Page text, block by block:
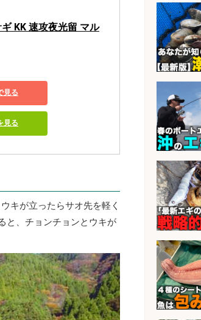
KK 速攻夜光留 マル
見る
見る
キが立ったらサオ先を軽く
と、チョンチョンとウキが